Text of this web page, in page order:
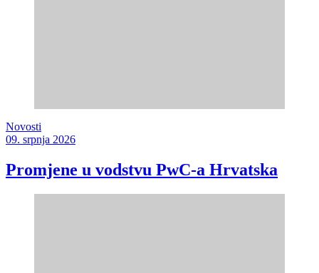
Novosti
09. srpnja 2026
Promjene u vodstvu PwC-a Hrvatska